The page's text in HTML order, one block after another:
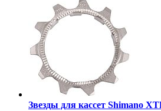
Звезды для кассет Shimano